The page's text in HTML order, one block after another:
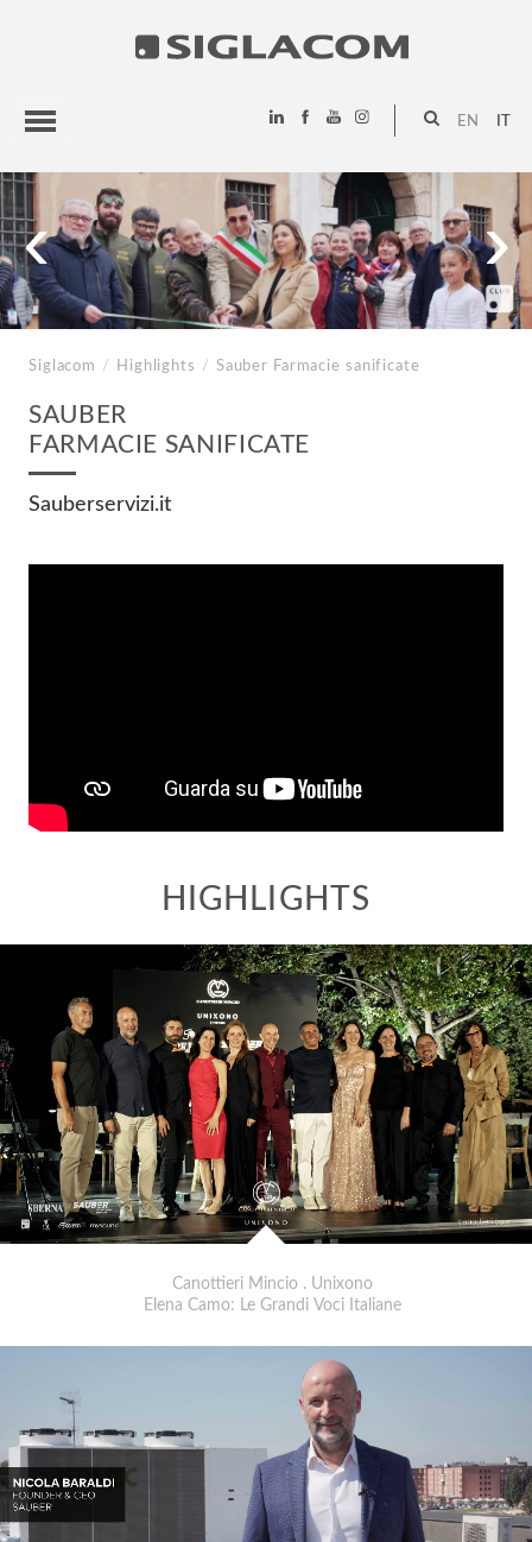
EN
HIGHLIGHTS
PROGETTI
SIGLACOM
‹ ›
Siglacom / Highlights / Sauber Farmacie sanificate
SAUBER
FARMACIE SANIFICATE
Sauberservizi.it
Canottieri Mincio . Unixono
Elena Camo: Le Grandi Voci Italiane